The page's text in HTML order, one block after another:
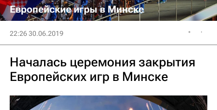
Европейские игры в Минске
22:26 30.06.2019
Началась церемония закрытия
Европейских игр в Минске